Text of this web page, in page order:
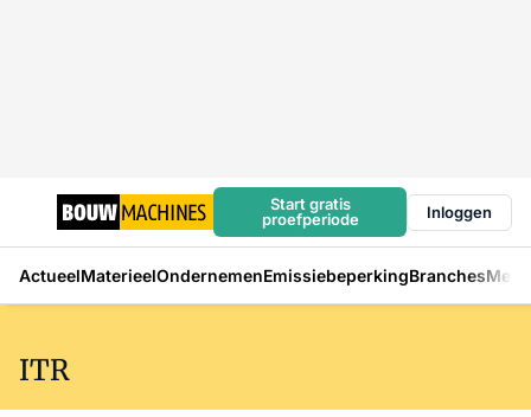
Start gratis
proefperiode
Inloggen
ActueelMaterieelOndernemenEmissiebeperkingBranches
ITR